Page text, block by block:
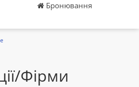
Бронювання
Фірми